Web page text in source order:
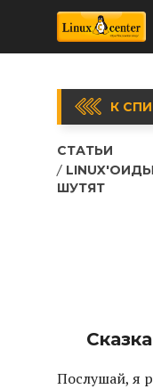
К
СТАТЬИ
LINUX'ОИДЫ
ШУТЯТ
Послушай, я